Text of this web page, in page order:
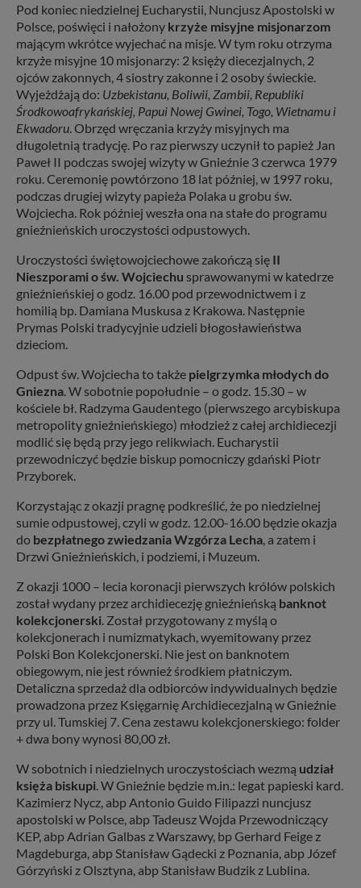
Pod koniec niedzielnej Eucharystii, Nuncjusz Apostolski w
Polsce, poświęci i nałożony krzyże misyjne misjonarzom
mającym wkrótce wyjechać na misje. W tym roku otrzyma
krzyże misyjne 10 misjonarzy: 2 księży diecezjalnych, 2
ojców zakonnych, 4 siostry zakonne i 2 osoby świeckie.
Wyjeżdżają do: Uzbekistanu, Boliwii, Zambii, Republiki
Środkowoafrykańskiej, Papui Nowej Gwinei, Togo, Wietnamu i
Ekwadoru . Obrzęd wręczania krzyży misyjnych ma
długoletnią tradycję. Po raz pierwszy uczynił to papież Jan
Paweł II podczas swojej wizyty w Gnieźnie 3 czerwca 1979
roku. Ceremonię powtórzono 18 lat później, w 1997 roku,
podczas drugiej wizyty papieża Polaka u grobu św.
Wojciecha. Rok później weszła ona na stałe do programu
gnieźnieńskich uroczystości odpustowych.
Uroczystości świętowojciechowe zakończą się II
Nieszporami o św. Wojciechu sprawowanymi w katedrze
gnieźnieńskiej o godz. 16.00 pod przewodnictwem i z
homilią bp. Damiana Muskusa z Krakowa. Następnie
Prymas Polski tradycyjnie udzieli błogosławieństwa
dzieciom.
Odpust św. Wojciecha to także pielgrzymka młodych do
Gniezna . W sobotnie popołudnie – o godz. 15.30 – w
kościele bł. Radzyma Gaudentego (pierwszego arcybiskupa
metropolity gnieźnieńskiego) młodzież z całej archidiecezji
modlić się będą przy jego relikwiach. Eucharystii
przewodniczyć będzie biskup pomocniczy gdański Piotr
Przyborek.
Korzystając z okazji pragnę podkreślić, że po niedzielnej
sumie odpustowej, czyli w godz. 12.00-16.00 będzie okazja
do bezpłatnego zwiedzania Wzgórza Lecha , a zatem i
Drzwi Gnieźnieńskich, i podziemi, i Muzeum.
Z okazji 1000 – lecia koronacji pierwszych królów polskich
został wydany przez archidiecezję gnieźnieńską banknot
kolekcjonerski . Został przygotowany z myślą o
kolekcjonerach i numizmatykach, wyemitowany przez
Polski Bon Kolekcjonerski. Nie jest on banknotem
obiegowym, nie jest również środkiem płatniczym.
Detaliczna sprzedaż dla odbiorców indywidualnych będzie
prowadzona przez Księgarnię Archidiecezjalną w Gnieźnie
przy ul. Tumskiej 7. Cena zestawu kolekcjonerskiego: folder
+ dwa bony wynosi 80,00 zł.
W sobotnich i niedzielnych uroczystościach wezmą udział
księża biskupi . W Gnieźnie będzie m.in.: legat papieski kard.
Kazimierz Nycz, abp Antonio Guido Filipazzi nuncjusz
apostolski w Polsce, abp Tadeusz Wojda Przewodniczący
KEP, abp Adrian Galbas z Warszawy, bp Gerhard Feige z
Magdeburga, abp Stanisław Gądecki z Poznania, abp Józef
Górzyński z Olsztyna, abp Stanisław Budzik z Lublina.